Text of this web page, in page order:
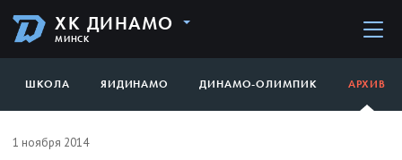
ХК ДИНАМО
МИНСК
ШКОЛА ЯИДИНАМО ДИНАМО-ОЛИМПИК АРХИВ
1 ноября 2014